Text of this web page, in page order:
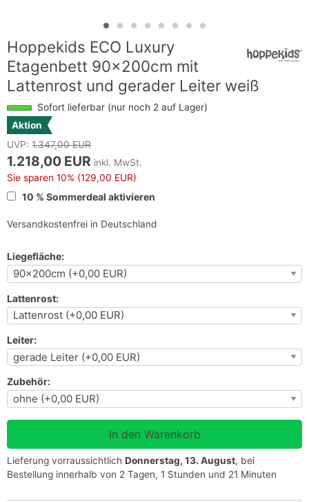
Hoppekids ECO Luxury
Etagenbett 90x200cm mit
Lattenrost und gerader Leiter weiß
Sofort lieferbar (nur noch 2 auf Lager)
Aktion
UVP: 1.347,00 EUR
1.218,00 EUR inkl. MwSt.
Sie sparen 10% (129,00 EUR)
10 % Sommerdeal aktivieren
Versandkostenfrei in Deutschland
Liegefläche:
Lattenrost:
Leiter:
Zubehör:
Lieferung vorraussichtlich Donnerstag, 13. August, bei
Bestellung innerhalb von 2 Tagen, 1 Stunden und 21 Minuten